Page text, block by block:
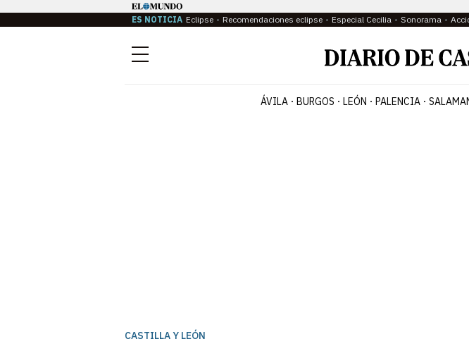
ES NOTICIA Eclipse Recomendaciones eclipse Especial Cecilia Sonorama
Menú
ÁVILA BURGOS LEÓN PALENCIA
CASTILLA Y LEÓN